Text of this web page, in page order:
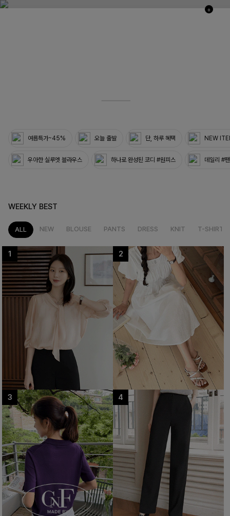
0
여름특가~45% 오늘 출발 단, 하루 혜택 NEW
우아한 실루엣 블라우스 하나로 완성된 코디 #원피스 데일리 #
WEEKLY BEST
ALL NEW BLOUSE PANTS DRESS KNIT T-SHIRT